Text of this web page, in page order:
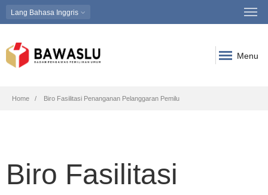
Lang Bahasa Inggris
Menu
Breadcrumb
Home Biro Fasilitasi Penanganan Pelanggaran Pemilu
Biro Fasilitasi